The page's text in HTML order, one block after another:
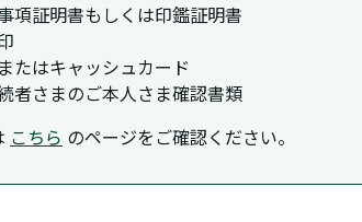
項証明書もしくは印鑑証明書
たはキャッシュカード
者さまのご本人さま確認書類
こちら のページをご確認ください。